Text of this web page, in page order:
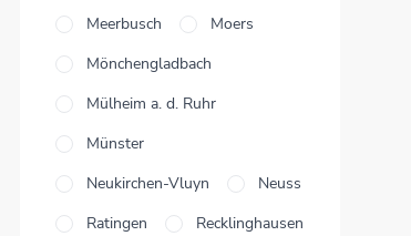
Meerbusch
Moers
Mönchengladbach
Mülheim a. d. Ruhr
Münster
Neukirchen-Vluyn
Neuss
Ratingen
Recklinghausen